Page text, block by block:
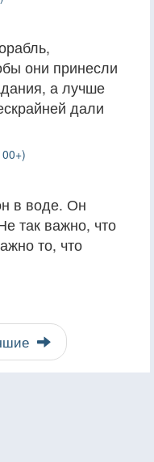
они принесли
а лучше
дали
в воде. Он
так важно, что
то, что